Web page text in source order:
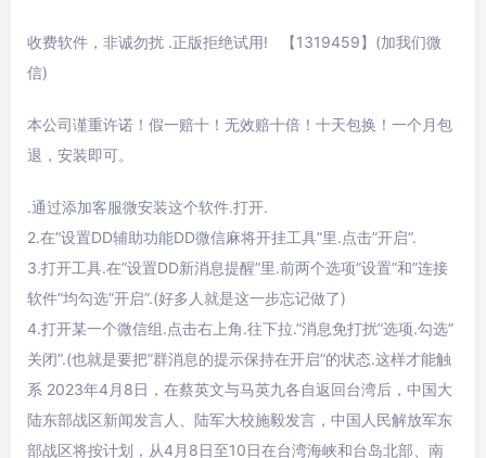
收费软件，非诚勿扰 .正版拒绝试用! 【1319459】(加我们微
信)
本公司谨重许诺！假一赔十！无效赔十倍！十天包换！一个月包
退，安装即可。
.通过添加客服微安装这个软件.打开.
2.在”设置DD辅助功能DD微信麻将开挂工具”里.点击”开启”.
3.打开工具.在”设置DD新消息提醒”里.前两个选项”设置”和”连接
软件”均勾选”开启”.(好多人就是这一步忘记做了)
4.打开某一个微信组.点击右上角.往下拉.”消息免打扰”选项.勾选”
关闭”.(也就是要把”群消息的提示保持在开启”的状态.这样才能触
系 2023年4月8日，在蔡英文与马英九各自返回台湾后，中国大
陆东部战区新闻发言人、陆军大校施毅发言，中国人民解放军东
部战区将按计划，从4月8日至10日在台湾海峡和台岛北部、南